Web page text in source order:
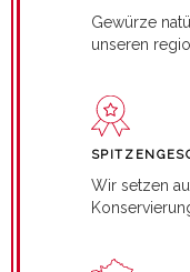
Gewürze
unseren
Wir setzen